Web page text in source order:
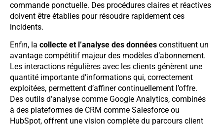
commande ponctuelle. Des procédures claires et réactives
doivent être établies pour résoudre rapidement ces
incidents.
Enfin, la collecte et l’analyse des données constituent un
avantage compétitif majeur des modèles d’abonnement.
Les interactions régulières avec les clients génèrent une
quantité importante d’informations qui, correctement
exploitées, permettent d’affiner continuellement l’offre.
Des outils d’analyse comme Google Analytics, combinés
à des plateformes de CRM comme Salesforce ou
HubSpot, offrent une vision complète du parcours client